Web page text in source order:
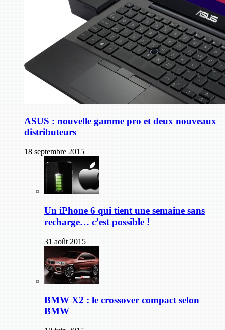
ASUS : nouvelle gamme pro et deux nouveaux
distributeurs
18 septembre 2015
Un iPhone 6 qui tient une semaine sans
recharge… c’est possible !
31 août 2015
BMW X2 : le crossover compact selon
BMW